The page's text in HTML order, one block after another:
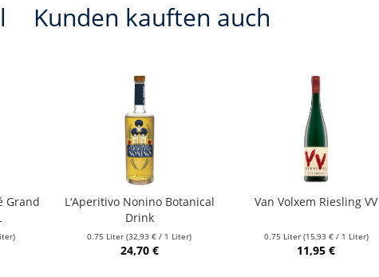
Kunden kauften auch
Grand
L‘Aperitivo Nonino Botanical
Drink
0.75 Liter(32,93 € / 1 Liter)
24,70 €
Van Volxem Riesling VV
0.75 Liter (15,93 € / 1 Liter)
11,95 €